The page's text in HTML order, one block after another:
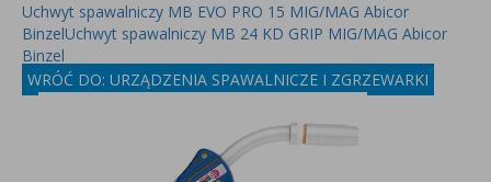
Uchwyt spawalniczy MB EVO PRO 15 MIG/MAG Abicor
BinzelUchwyt spawalniczy MB 24 KD GRIP MIG/MAG Abicor
Binzel
WRÓĆ DO: URZĄDZENIA SPAWALNICZE I ZGRZEWARKI